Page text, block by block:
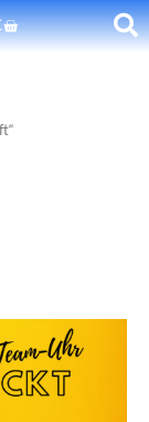
Warenkorb